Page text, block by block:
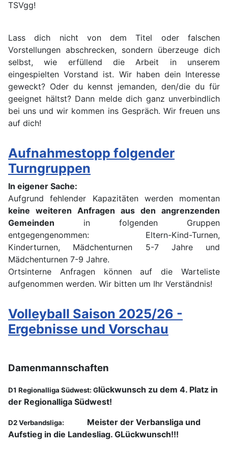
TSVgg!
Lass dich nicht von dem Titel oder falschen
Vorstellungen abschrecken, sondern überzeuge dich
selbst, wie erfüllend die Arbeit in unserem
eingespielten Vorstand ist. Wir haben dein Interesse
geweckt? Oder du kennst jemanden, den/die du für
geeignet hältst? Dann melde dich ganz unverbindlich
bei uns und wir kommen ins Gespräch. Wir freuen uns
auf dich!
Aufnahmestopp folgender
Turngruppen
In eigener Sache:
Aufgrund fehlender Kapazitäten werden momentan
keine weiteren Anfragen aus den angrenzenden
Gemeinden in folgenden Gruppen
entgegengenommen: Eltern-Kind-Turnen,
Kinderturnen, Mädchenturnen 5-7 Jahre und
Mädchenturnen 7-9 Jahre.
Ortsinterne Anfragen können auf die Warteliste
aufgenommen werden. Wir bitten um Ihr Verständnis!
Volleyball Saison 2025/26 -
Ergebnisse und Vorschau
Damenmannschaften
D1 Regionalliga Südwest: Glückwunsch zu dem 4. Platz in
der Regionalliga Südwest!
D2 Verbandsliga: Meister der Verbansliga und
Aufstieg in die Landesliag. GLückwunsch!!!